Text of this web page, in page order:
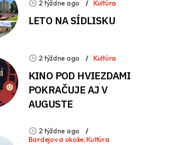
2 týždne ago Kultúra
LETO NA SÍDLISKU
2 týždne ago Kultúra
KINO POD HVIEZDAMI
POKRAČUJE AJ V
AUGUSTE
2 týždne ago
Bardejov a okolie,Kultúra